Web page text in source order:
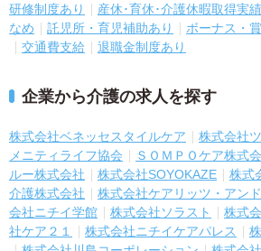
研修制度あり
産休･育休･介護休暇取得実
なめ
託児所・育児補助あり ボーナス・
交通費支給
退職金制度あり
企業から介護の求人を探す
株式会社ベネッセスタイルケア 株式会社
メニティライフ協会
ＳＯＭＰＯケア株式
ルー株式会社
株式会社SOYOKAZE 株式
介護株式会社
株式会社ケアリッツ・アン
会社ニチイ学館
株式会社ソラスト 株式
社ケア２１
株式会社ニチイケアパレス